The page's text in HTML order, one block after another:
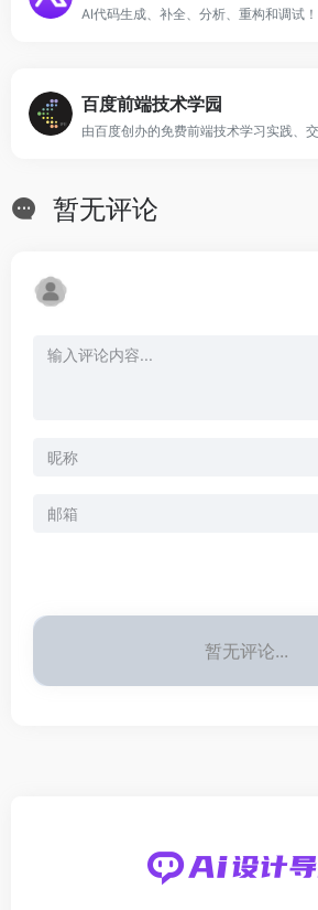
AI代码生成、补全、分析、重构和调试！
百度前端技术学园
由百度创办的免费前端技术学习实践、
暂无评论
暂无评论...